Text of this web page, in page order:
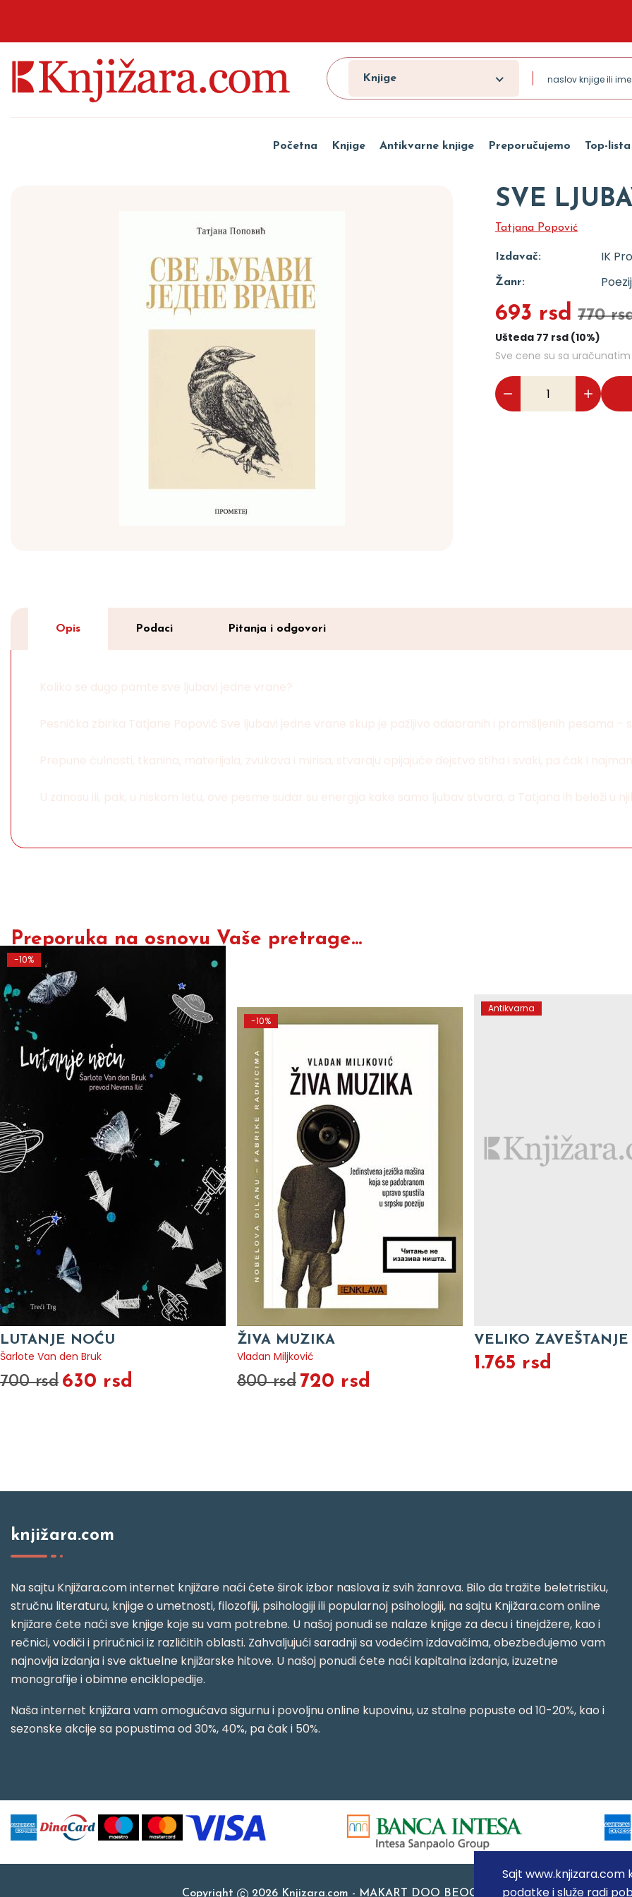
Sajt www.knjizara.com
podatke i služe radi
Knjige
Početna Knjige Antikvarne knjige Preporučujemo Top-lista
SVE
Tatjana Popović
Izdavač: IK
Žanr:
693 rsd 770
Ušteda 77 rsd (10%)
Sve cene su sa
Opis Podaci Pitanja i odgovori
Koliko se dugo pamte sve ljubavi jedne vrane?
Pesnička zbirka Tatjane Popović Sve ljubavi jedne vrane skup je pažljivo odabranih i promišljenih pesama –
Prepune čulnosti, tkanina, materijala, zvukova i mirisa, stvaraju opijajuće dejstvo stiha i svaki, pa čak i
U zanosu ili, pak, u niskom letu, ove pesme sudar su energija kake samo ljubav stvara, a Tatjana ih beleži u
Preporuka na osnovu Vaše pretrage...
-10%
LUTANJE NOĆU
Šarlote Van den Bruk
700 rsd 630 rsd
-10%
ŽIVA MUZIKA
Vladan Miljković
800 rsd 720 rsd
Antikvarna
VELIKO ZAVEŠTANJE
1.765 rsd
knjižara.com
Na sajtu Knjižara.com internet knjižare naći ćete širok izbor naslova iz svih žanrova. Bilo da tražite beletristiku,
stručnu literaturu, knjige o umetnosti, filozofiji, psihologiji ili popularnoj psihologiji, na sajtu Knjižara.com online
knjižare ćete naći sve knjige koje su vam potrebne. U našoj ponudi se nalaze knjige za decu i tinejdžere, kao i
rečnici, vodiči i priručnici iz različitih oblasti. Zahvaljujući saradnji sa vodećim izdavačima, obezbeđujemo vam
najnovija izdanja i sve aktuelne knjižarske hitove. U našoj ponudi ćete naći kapitalna izdanja, izuzetne
monografije i obimne enciklopedije.
Naša internet knjižara vam omogućava sigurnu i povoljnu online kupovinu, uz stalne popuste od 10-20%, kao i
sezonske akcije sa popustima od 30%, 40%, pa čak i 50%.
Copyright 2026 Knjizara.com - MAKART DOO BEOGRAD (NOVI BEOGRAD), PIB: